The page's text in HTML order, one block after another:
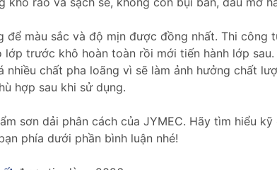
để màu sắc và độ mịn được đồng nhất. Thi công
trước khô hoàn toàn rồi mới tiến hành lớp sau.
nhiều chất pha loãng vì sẽ làm ảnh hưởng chất
hợp sau khi sử dụng.
sơn dải phân cách của JYMEC. Hãy tìm hiểu
phía dưới phần bình luận nhé!